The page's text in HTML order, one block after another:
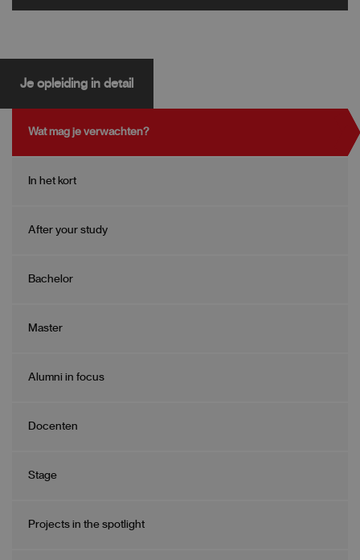
Je opleiding in detail
Wat mag je verwachten?
In het kort
After your study
Bachelor
Master
Alumni in focus
Docenten
Stage
Projects in the spotlight